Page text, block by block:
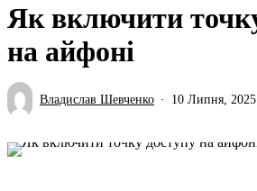
Як включити
на айфоні
Владислав Шевченко 10 Липня, 2025